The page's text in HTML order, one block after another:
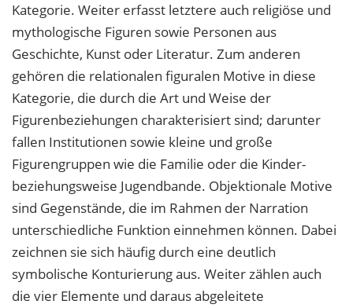
Kategorie. Weiter erfasst letztere auch religiöse und
mythologische Figuren sowie Personen aus
Geschichte, Kunst oder Literatur. Zum anderen
gehören die relationalen figuralen Motive in diese
Kategorie, die durch die Art und Weise der
Figurenbeziehungen charakterisiert sind; darunter
fallen Institutionen sowie kleine und große
Figurengruppen wie die Familie oder die Kinder-
beziehungsweise Jugendbande. Objektionale Motive
sind Gegenstände, die im Rahmen der Narration
unterschiedliche Funktion einnehmen können. Dabei
zeichnen sie sich häufig durch eine deutlich
symbolische Konturierung aus. Weiter zählen auch
die vier Elemente und daraus abgeleitete